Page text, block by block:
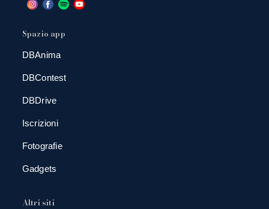
Spazio app
DBAnima
DBContest
DBDrive
Iscrizioni
Fotografie
Gadgets
Altri siti